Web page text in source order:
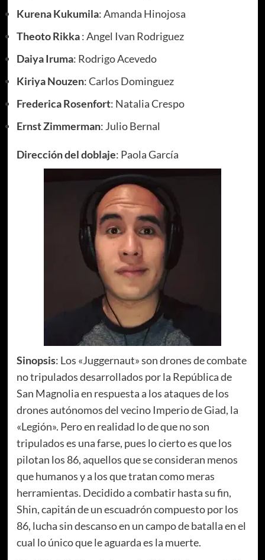
Kurena Kukumila: Amanda Hinojosa
Theoto Rikka: Angel Ivan Rodriguez
Daiya Iruma: Rodrigo Acevedo
Kiriya Nouzen: Carlos Dominguez
Frederica Rosenfort: Natalia Crespo
Ernst Zimmerman: Julio Bernal
Dirección del doblaje: Paola García
Sinopsis: Los «Juggernaut» son drones de combate
no tripulados desarrollados por la República de
San Magnolia en respuesta a los ataques de los
drones autónomos del vecino Imperio de Giad, la
«Legión». Pero en realidad lo de que no son
tripulados es una farse, pues lo cierto es que los
pilotan los 86, aquellos que se consideran menos
que humanos y a los que tratan como meras
herramientas. Decidido a combatir hasta su fin,
Shin, capitán de un escuadrón compuesto por los
86, lucha sin descanso en un campo de batalla en el
cual lo único que le aguarda es la muerte.